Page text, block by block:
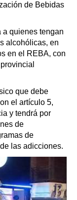
de Bebidas
a quienes tengan
alcohólicas, en
en el REBA, con
que debe
el artículo 5,
y tendrá por
de
de
las adicciones.